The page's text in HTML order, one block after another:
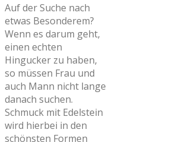
Auf der Suche nach
etwas Besonderem?
Wenn es darum geht,
einen echten
Hingucker zu haben,
so müssen Frau und
auch Mann nicht lange
danach suchen.
Schmuck mit Edelstein
wird hierbei in den
schönsten Formen